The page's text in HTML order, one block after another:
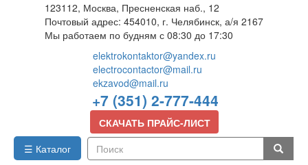
123112, Москва, Пресненская наб., 12
Почтовый адрес: 454010, г. Челябинск, а/я 2167
Мы работаем по будням с 08:30 до 17:30
elektrokontaktor@yandex.ru
electrocontactor@mail.ru
ekzavod@mail.ru
+7 (351) 2-777-444
СКАЧАТЬ ПРАЙС-ЛИСТ
☰ Каталог